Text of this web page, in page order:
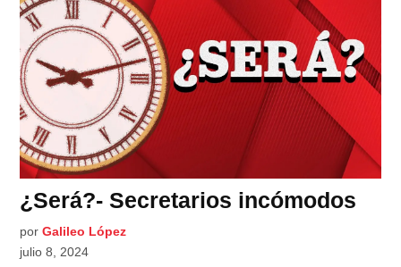
¿Será?- Secretarios incómodos
por Galileo López
julio 8, 2024